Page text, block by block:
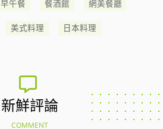
早午餐 餐酒館 網美餐廳
美式料理 日本料理
新鮮評論
COMMENT